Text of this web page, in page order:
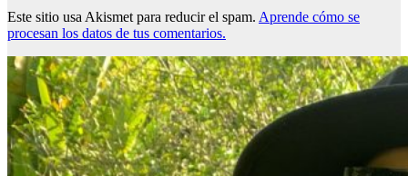
Este sitio usa Akismet para reducir el spam. Aprende cómo se
procesan los datos de tus comentarios.